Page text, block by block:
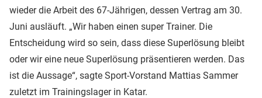
wieder die Arbeit des 67-Jährigen, dessen Vertrag am 30.
Juni ausläuft. „Wir haben einen super Trainer. Die
Entscheidung wird so sein, dass diese Superlösung bleibt
oder wir eine neue Superlösung präsentieren werden. Das
ist die Aussage“, sagte Sport-Vorstand Mattias Sammer
zuletzt im Trainingslager in Katar.